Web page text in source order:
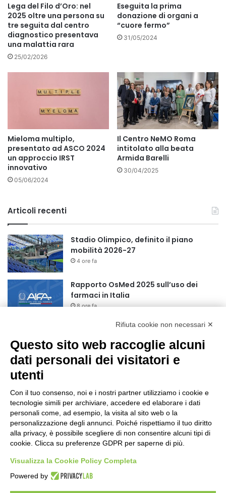
Lega del Filo d’Oro: nel
2025 oltre una persona su
tre seguita dal centro
diagnostico presentava
una malattia rara
25/02/2026
Eseguita la prima
donazione di organi a
“cuore fermo”
31/05/2024
Mieloma multiplo,
presentato ad ASCO 2024
un approccio IRST
innovativo
05/06/2024
Il Centro NeMO Roma
intitolato alla beata
Armida Barelli
30/04/2025
Articoli recenti
Stadio Olimpico, definito il piano
mobilità 2026-27
4 ore fa
Rapporto OsMed 2025 sull’uso dei
farmaci in Italia
8 ore fa
Turismo, a Ferragosto previsti 662 mila
arrivi e 1,7 milioni di presenze
10 ore fa
10 ore fa
Sogin, il Parlamento amplia
ulteriormente il perimetro delle attività
della Società di Stato
Il codice segreto dei neuroni: la
memoria della nascita che costruisce il
cervello
Rifiuta cookie non necessari ✕
Questo sito web raccoglie alcuni
dati personali dei visitatori e
utenti
Con il tuo consenso, noi e i nostri partner utilizziamo i cookie e
tecnologie simili per archiviare, accedere ed elaborare i dati
personali come, ad esempio, la visita al sito web o la
personalizzazione degli annunci. Poiché rispettiamo il tuo diritto
alla privacy, è possibile scegliere di non consentire alcuni tipi di
cookie. Clicca su preferenze GDPR per saperne di più.
Visualizza la Cookie Policy Completa
Powered by